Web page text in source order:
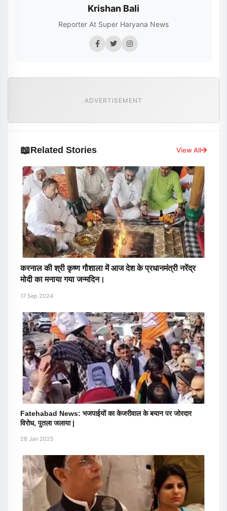
Krishan Bali
Reporter At Super Haryana News
ADVERTISEMENT
📖Related Stories View All
करनाल की श्री कृष्ण गौशाला में आज देश के प्रधानमंत्री नरेंद्र
मोदी का मनाया गया जन्मदिन।
17 Sep 2024
Fatehabad News: भजपाईयों का केजरीवाल के बयान पर जोरदार
विरोध, पुतला जलाया |
28 Jan 2025